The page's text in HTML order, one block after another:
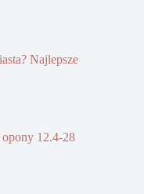
Najlepsze
12.4-28